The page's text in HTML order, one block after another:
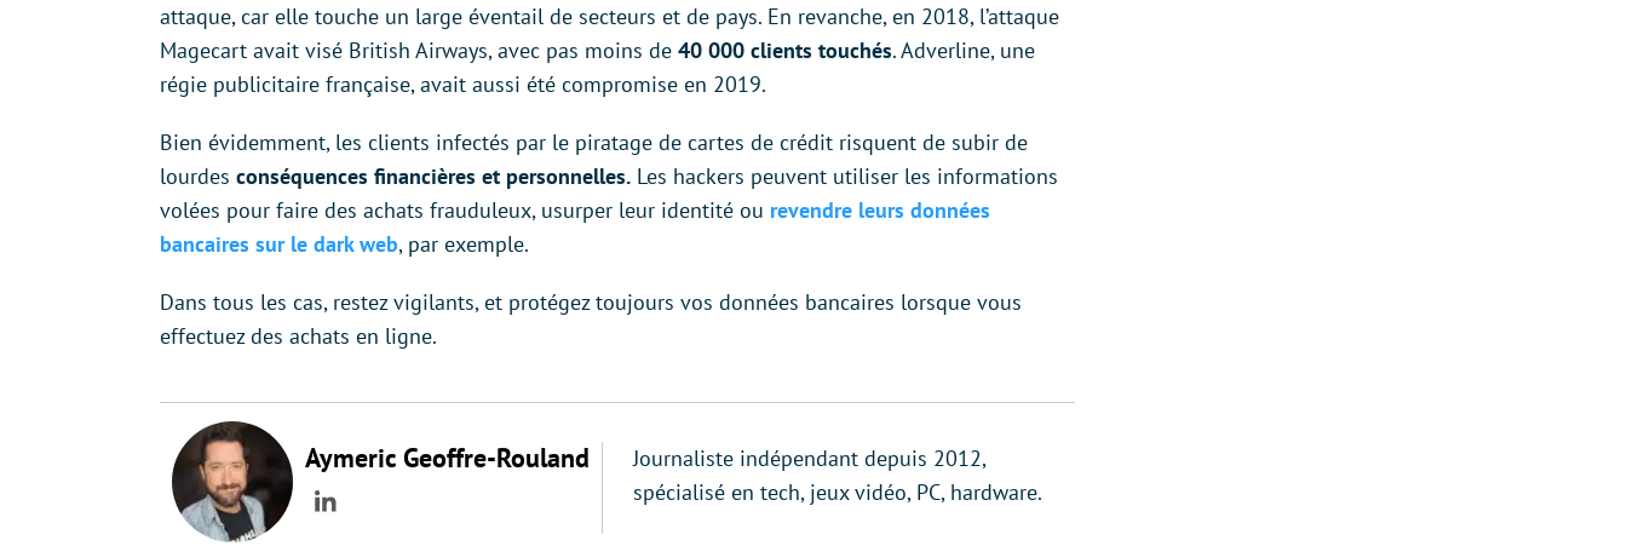
attaque, car elle touche un large éventail de secteurs et de pays. En revanche, en 2018, l’attaque
Magecart avait visé British Airways, avec pas moins de 40 000 clients touchés. Adverline, une
régie publicitaire française, avait aussi été compromise en 2019.
Bien évidemment, les clients infectés par le piratage de cartes de crédit risquent de subir de
lourdes conséquences financières et personnelles. Les hackers peuvent utiliser les informations
volées pour faire des achats frauduleux, usurper leur identité ou revendre leurs données
bancaires sur le dark web, par exemple.
Dans tous les cas, restez vigilants, et protégez toujours vos données bancaires lorsque vous
effectuez des achats en ligne.
Aymeric Geoffre-Rouland
LinkedIn
Journaliste indépendant depuis 2012,
spécialisé en tech, jeux vidéo, PC, hardware.